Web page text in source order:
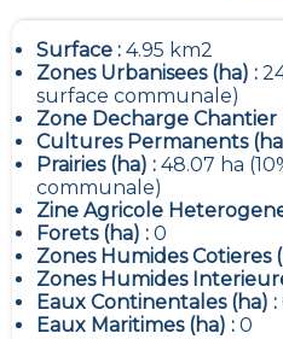
Surface : 4.95 km2
Zones Urbanisees (ha) :
surface communale)
Zone Decharge Chantier
Cultures Permanents
Prairies (ha) : 48.07 ha
communale)
Zine Agricole
Forets (ha) : 0
Zones Humides Cotieres
Zones Humides
Eaux Continentales (ha) :
Eaux Maritimes (ha) : 0